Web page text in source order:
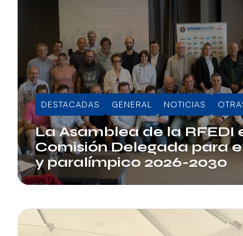
DESTACADAS GENERAL NOTICIAS
La Asamblea de la RFEDI
Comisión Delegada para
y paralímpico 2026-2030
Info RFEDI